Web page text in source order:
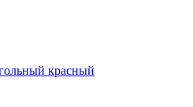
красный